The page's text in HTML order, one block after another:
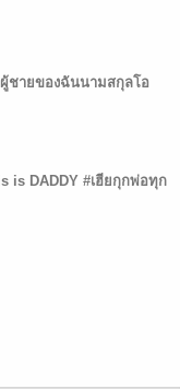
ชายของฉันนามสกุลโอ
is DADDY #เฮียกุกพ่อทุก